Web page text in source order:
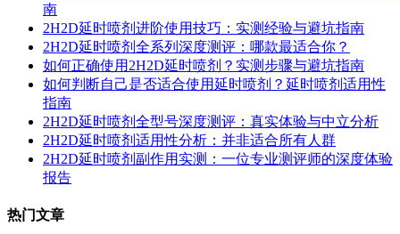
南
2H2D延时喷剂进阶使用技巧：实测经验与避坑指南
2H2D延时喷剂全系列深度测评：哪款最适合你？
如何正确使用2H2D延时喷剂？实测步骤与避坑指南
如何判断自己是否适合使用延时喷剂？延时喷剂适用性
指南
2H2D延时喷剂全型号深度测评：真实体验与中立分析
2H2D延时喷剂适用性分析：并非适合所有人群
2H2D延时喷剂副作用实测：一位专业测评师的深度体验
报告
热门文章